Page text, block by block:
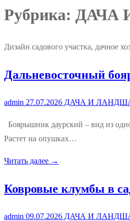
Рубрика: ДАЧА
Дизайн садового участка, дачное
Дальневосточный
admin 27.07.2026 ДАЧА И
Боярышник даурский – вид из
Растет на опушках…
Читать далее →
Ковровые клумбы в
admin 09.07.2026 ДАЧА И